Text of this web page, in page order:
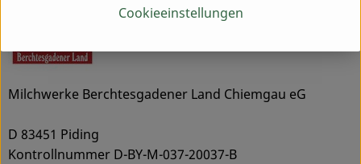
Milchwerke Berchtesgadener Land Chiemgau eG
D 83451 Piding
Kontrollnummer D-BY-M-037-20037-B
Cookieeinstellungen